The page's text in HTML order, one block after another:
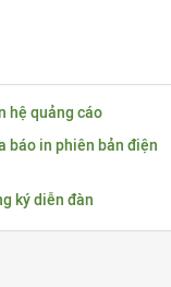
hệ quảng cáo
báo in phiên bản điện
ký diễn đàn